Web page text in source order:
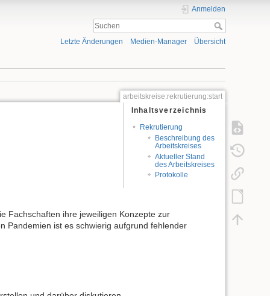
Anmelden
Letzte Änderungen Medien-Manager Übersicht
arbeitskreise:rekrutierung:start
Inhaltsverzeichnis
Rekrutierung
Beschreibung des
Arbeitskreises
Aktueller Stand
des Arbeitskreises
Protokolle
Fachschaften ihre jeweiligen Konzepte zur
Pandemien ist es schwierig aufgrund fehlender